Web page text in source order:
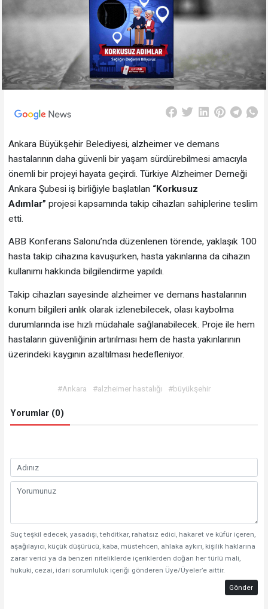
Ankara Büyükşehir Belediyesi, alzheimer ve demans
hastalarının daha güvenli bir yaşam sürdürebilmesi amacıyla
önemli bir projeyi hayata geçirdi. Türkiye Alzheimer Derneği
Ankara Şubesi iş birliğiyle başlatılan“Korkusuz
Adımlar” projesi kapsamında takip cihazları sahiplerine teslim
etti.
ABB Konferans Salonu’nda düzenlenen törende, yaklaşık 100
hasta takip cihazına kavuşurken, hasta yakınlarına da cihazın
kullanımı hakkında bilgilendirme yapıldı.
Takip cihazları sayesinde alzheimer ve demans hastalarının
konum bilgileri anlık olarak izlenebilecek, olası kaybolma
durumlarında ise hızlı müdahale sağlanabilecek. Proje ile hem
hastaların güvenliğinin artırılması hem de hasta yakınlarının
üzerindeki kaygının azaltılması hedefleniyor.
#Ankara #alzheimer hastalığı #büyükşehir
Yorumlar (0)
Suç teşkil edecek, yasadışı, tehditkar, rahatsız edici, hakaret ve küfür içeren,
aşağılayıcı, küçük düşürücü, kaba, müstehcen, ahlaka aykırı, kişilik haklarına
zarar verici ya da benzeri niteliklerde içeriklerden doğan her türlü mali,
hukuki, cezai, idari sorumluluk içeriği gönderen Üye/Üyeler’e aittir.
Gönder